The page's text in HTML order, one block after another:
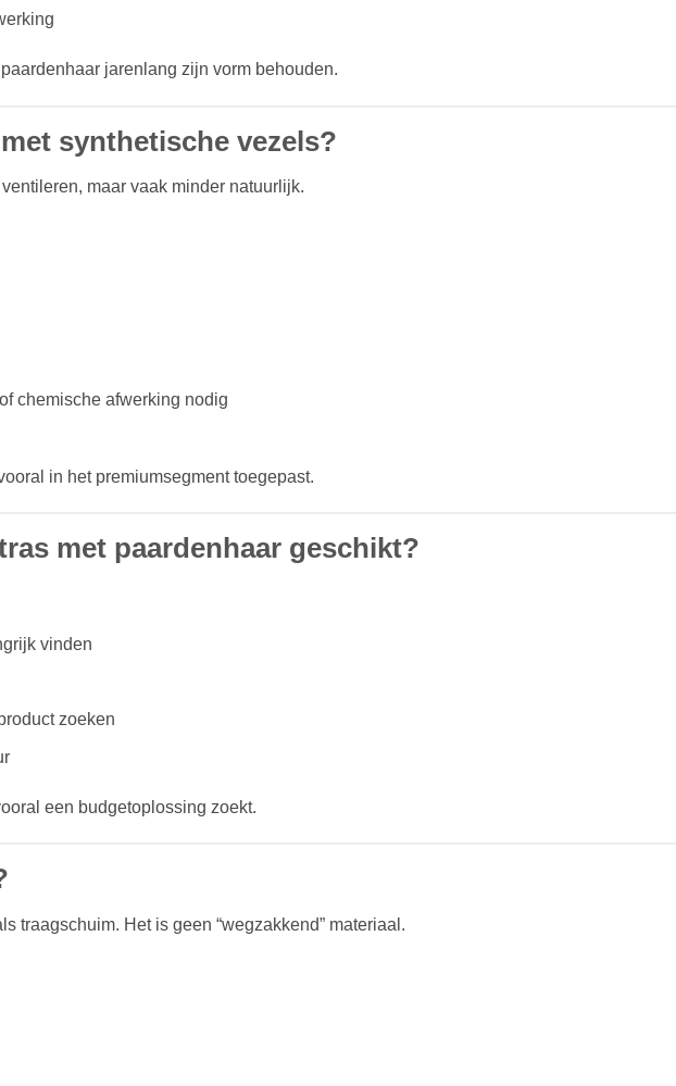
jarenlang zijn vorm behouden.
synthetische vezels?
maar vaak minder natuurlijk.
chemische afwerking nodig
in het premiumsegment toegepast.
met paardenhaar geschikt?
vinden
zoeken
een budgetoplossing zoekt.
traagschuim. Het is geen “wegzakkend” materiaal.